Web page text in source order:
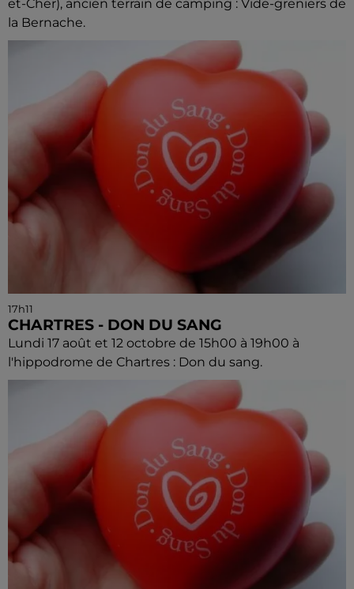
et-Cher), ancien terrain de camping : Vide-greniers de
la Bernache.
17h11
CHARTRES - DON DU SANG
Lundi 17 août et 12 octobre de 15h00 à 19h00 à
l'hippodrome de Chartres : Don du sang.